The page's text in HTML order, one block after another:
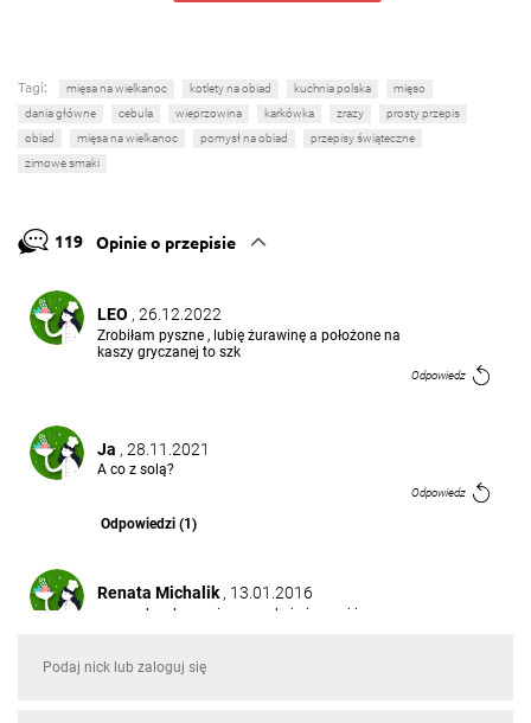
Tagi: mięsa na wielkanoc kotlety na obiad kuchnia polska
mięso
dania główne
cebula wieprzowina karkówka zrazy
prosty przepis
obiad
mięsa na wielkanoc pomysł na obiad
przepisy świąteczne
zimowe smaki
119 Opinie o przepisie
LEO , 26.12.2022
Zrobiłam pyszne , lubię żurawinę a położone na
kaszy gryczanej to szk
Odpowiedz
Ja , 28.11.2021
A co z solą?
Odpowiedz
Odpowiedzi (1)
Renata Michalik, 13.01.2016
zrazy z kazdego miesa smakuja inaczej i sa zawsze